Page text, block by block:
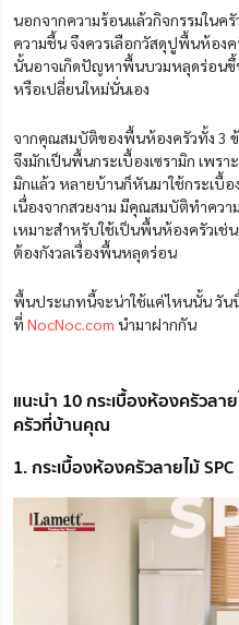
นอกจากความร้อนแล้วกิจกรรมในค
ความชื้น จึงควรเลือกวัสดุปูพื้นห้อง
นั้นอาจเกิดปัญหาพื้นบวมหลุดร่อนขึ้
หรือเปลี่ยนใหม่นั่นเอง
จากคุณสมบัติของพื้นห้องครัวทั้ง 3
จึงมักเป็นพื้นกระเบื้องเซรามิก เพร
มิกแล้ว หลายบ้านก็หันมาใช้กระเบื้อ
เนื่องจากสวยงาม มีคุณสมบัติทำคว
เหมาะสำหรับใช้เป็นพื้นห้องครัวเช่
ต้องกังวลเรื่องพื้นหลุดร่อน
พื้นประเภทนี้จะน่าใช้แค่ไหนนั้น วันนี้
ที่ NocNoc.com นำมาฝากกัน
แนะนำ 10 กระเบื้องห้องครัวล
ครัวที่บ้านคุณ
1. กระเบื้องห้องครัวลายไม้